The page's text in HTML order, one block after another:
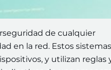
de cualquier
en la red. Estos sistemas
y utilizan reglas